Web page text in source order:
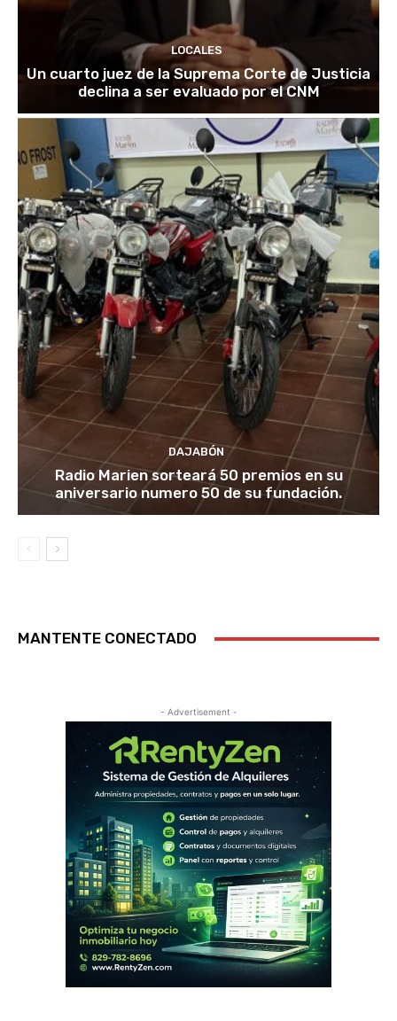
LOCALES
Un cuarto juez de la Suprema Corte de Justicia
declina a ser evaluado por el CNM
DAJABÓN
Radio Marien sorteará 50 premios en su
aniversario numero 50 de su fundación.
MANTENTE CONECTADO
- Advertisement -